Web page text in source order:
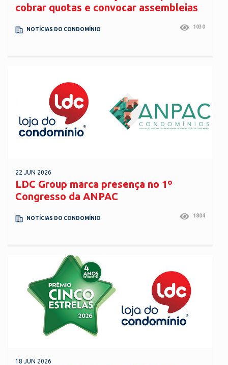
cobrar quotas e convocar assembleias
NOTÍCIAS DO CONDOMÍNIO 1030
22 JUN 2026
LDC Group marca presença no 1º
Congresso da ANPAC
NOTÍCIAS DO CONDOMÍNIO 1804
18 JUN 2026